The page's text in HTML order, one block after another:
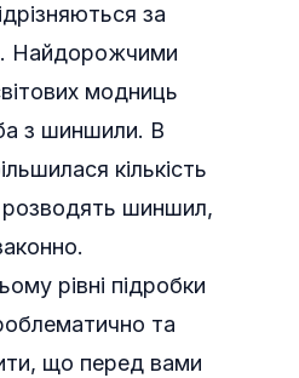
за
Найдорожчими
модниць
з шиншили. В
кількість
розводять шиншил,
рівні підробки
та
що перед вами